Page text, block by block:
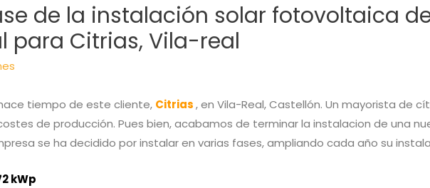
de la instalación solar fotovoltaica
para Citrias, Vila-real
tiempo de este cliente, Citrias, en Vila-Real, Castellón. Un mayorista de
de producción. Pues bien, acabamos de terminar la instalacion de una
se ha decidido por instalar en varias fases, ampliando cada año su
kWp